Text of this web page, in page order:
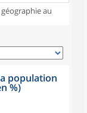
au
population
%)